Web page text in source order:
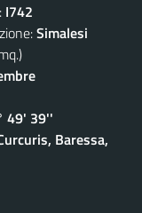
I742
Simalesi
49' 39''
Baressa,